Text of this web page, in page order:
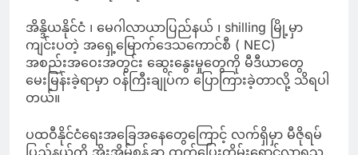
အိန္ဒိယနိုင်ငံ ၊ မေဂါလာယာပြည်နယ် ၊ shilling မြို့မှာ
ကျင်းပတဲ့ အရှေ့မြောက်ဒေသကောင်စီ ( NEC)
အစည်းအဝေးအတွင်း ဆွေးနွေးမှုတွေကို မီဒီယာတွေ
မေးမြန်းခဲ့ရာမှာ ဝန်ကြီးချုပ်က ပြောကြားခဲ့တာလို့ သိရပါ
တယ်။
ပထဝီနိုင်ငံရေးအခြေအနေတွေကြောင့် လက်ရှိမှာ မီဇိုရမ်